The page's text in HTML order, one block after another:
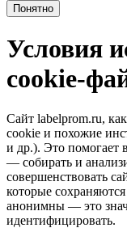
Понятно
Условия
cookie-
Сайт labelprom.ru,
cookie и похожие
и др.). Это помогает
— собирать и
совершенствовать
которые
анонимны — это
идентифицировать.